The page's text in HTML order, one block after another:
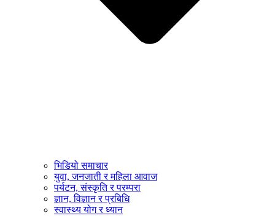
भिडियो समाचार
युवा, जनजाती र महिला आवाज
पर्यटन, संस्कृति र परम्परा
ज्ञान, विज्ञान र प्रबिधि
स्वास्थ्य योग र ध्यान